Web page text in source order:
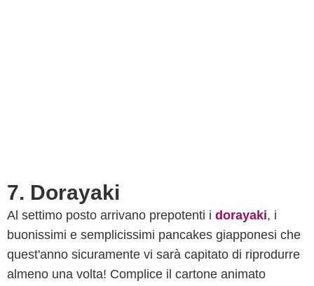
7. Dorayaki
Al settimo posto arrivano prepotenti i dorayaki, i
buonissimi e semplicissimi pancakes giapponesi che
quest'anno sicuramente vi sarà capitato di riprodurre
almeno una volta! Complice il cartone animato